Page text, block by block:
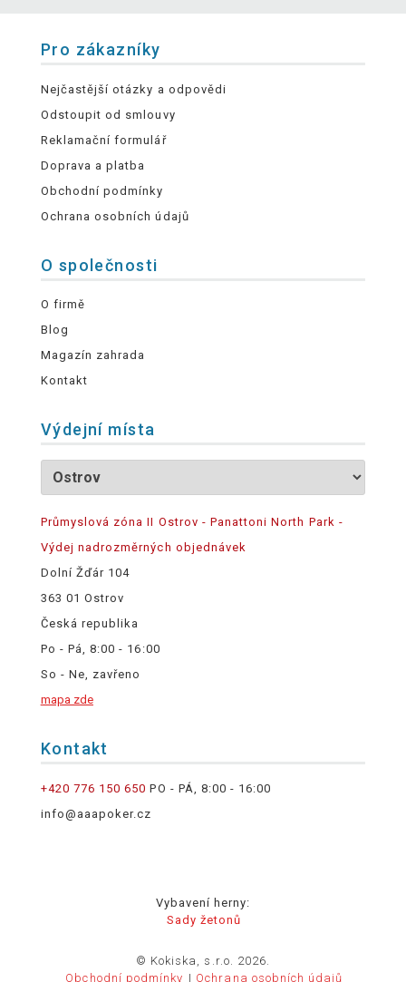
Pro zákazníky
Nejčastější otázky a odpovědi
Odstoupit od smlouvy
Reklamační formulář
Doprava a platba
Obchodní podmínky
Ochrana osobních údajů
O společnosti
O firmě
Blog
Magazín zahrada
Kontakt
Výdejní místa
Průmyslová zóna II Ostrov - Panattoni North Park -
Výdej nadrozměrných objednávek
Dolní Žďár 104
363 01 Ostrov
Česká republika
Po - Pá, 8:00 - 16:00
So - Ne, zavřeno
mapa zde
Kontakt
+420 776 150 650 PO - PÁ, 8:00 - 16:00
info@aaapoker.cz
Vybavení herny:
Sady žetonů
© Kokiska, s.r.o. 2026.
Obchodní podmínky
Ochrana osobních údajů